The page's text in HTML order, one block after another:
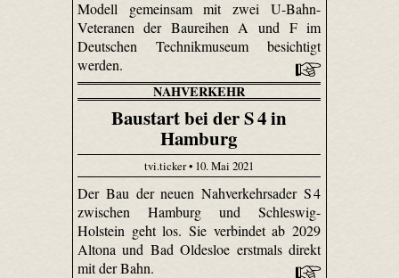
Modell gemeinsam mit zwei U-Bahn-
Veteranen der Baureihen A und F im
Deutschen Technikmuseum besichtigt
werden.
NAHVERKEHR
Baustart bei der S 4 in
Hamburg
tvi.ticker • 10. Mai 2021
Der Bau der neuen Nahverkehrsader S 4
zwischen Hamburg und Schleswig-
Holstein geht los. Sie verbindet ab 2029
Altona und Bad Oldesloe erstmals direkt
mit der Bahn.